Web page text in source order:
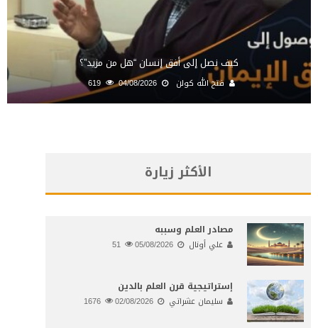
كيف نصل إلى أفق إنسان “هل من مزيد”؟
فتح الله كولن 04/08/2026
الأكثر زيارة
مصادر العلم وسببه
علي أونال 05/08/2026
إستراتيجية قرن العلم بالدين
سليمان عشراتي 02/08/2026